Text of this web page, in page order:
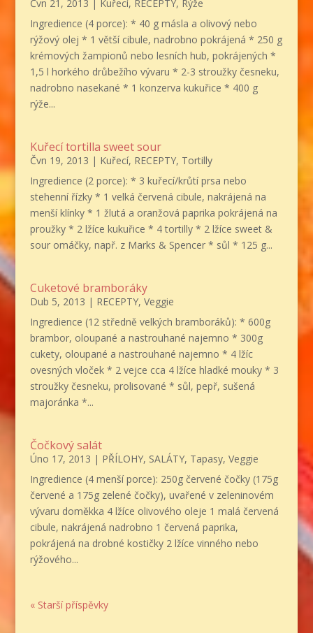
Čvn 21, 2013 | Kuřecí, RECEPTY, Rýže
Ingredience (4 porce): * 40 g másla a olivový nebo
rýžový olej * 1 větší cibule, nadrobno pokrájená * 250 g
krémových žampionů nebo lesních hub, pokrájených *
1,5 l horkého drůbežího vývaru * 2-3 stroužky česneku,
nadrobno nasekané * 1 konzerva kukuřice * 400 g
rýže...
Kuřecí tortilla sweet sour
Čvn 19, 2013 | Kuřecí, RECEPTY, Tortilly
Ingredience (2 porce): * 3 kuřecí/krůtí prsa nebo
stehenní řízky * 1 velká červená cibule, nakrájená na
menší klínky * 1 žlutá a oranžová paprika pokrájená na
proužky * 2 lžíce kukuřice * 4 tortilly * 2 lžíce sweet &
sour omáčky, např. z Marks & Spencer * sůl * 125 g...
Cuketové bramboráky
Dub 5, 2013 | RECEPTY, Veggie
Ingredience (12 středně velkých bramboráků): * 600g
brambor, oloupané a nastrouhané najemno * 300g
cukety, oloupané a nastrouhané najemno * 4 lžíc
ovesných vloček * 2 vejce cca 4 lžíce hladké mouky * 3
stroužky česneku, prolisované * sůl, pepř, sušená
majoránka *...
Čočkový salát
Úno 17, 2013 | PŘÍLOHY, SALÁTY, Tapasy, Veggie
Ingredience (4 menší porce): 250g červené čočky (175g
červené a 175g zelené čočky), uvařené v zeleninovém
vývaru doměkka 4 lžíce olivového oleje 1 malá červená
cibule, nakrájená nadrobno 1 červená paprika,
pokrájená na drobné kostičky 2 lžíce vinného nebo
rýžového...
« Starší příspěvky